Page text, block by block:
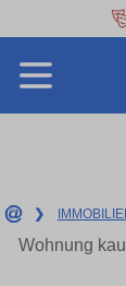
❯
Wohnung